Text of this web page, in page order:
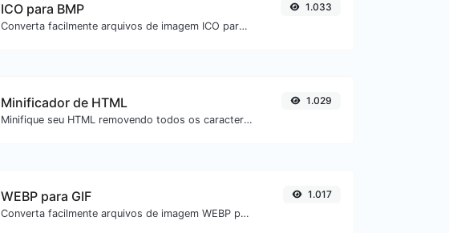
ICO para BMP
Converta facilmente arquivos de imagem ICO para BMP.
1.033
Minificador de HTML
Minifique seu HTML removendo todos os caracteres desnecessários.
1.029
WEBP para GIF
Converta facilmente arquivos de imagem WEBP para GIF.
1.017